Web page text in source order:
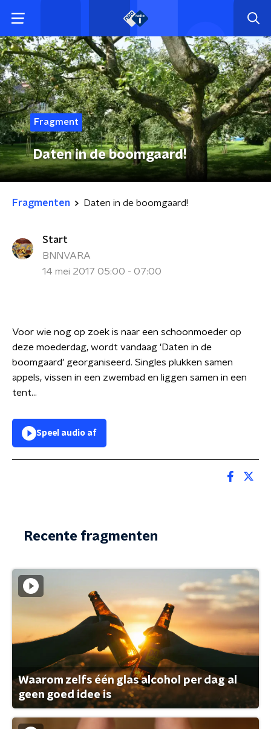
Fragment
Daten in de boomgaard!
Fragmenten Daten in de boomgaard!
Start
BNNVARA
14 mei 2017 05:00 - 07:00
Voor wie nog op zoek is naar een schoonmoeder op
deze moederdag, wordt vandaag 'Daten in de
boomgaard' georganiseerd. Singles plukken samen
appels, vissen in een zwembad en liggen samen in een
tent...
Speel audio af
Recente fragmenten
Waarom zelfs één glas alcohol per dag al
geen goed idee is